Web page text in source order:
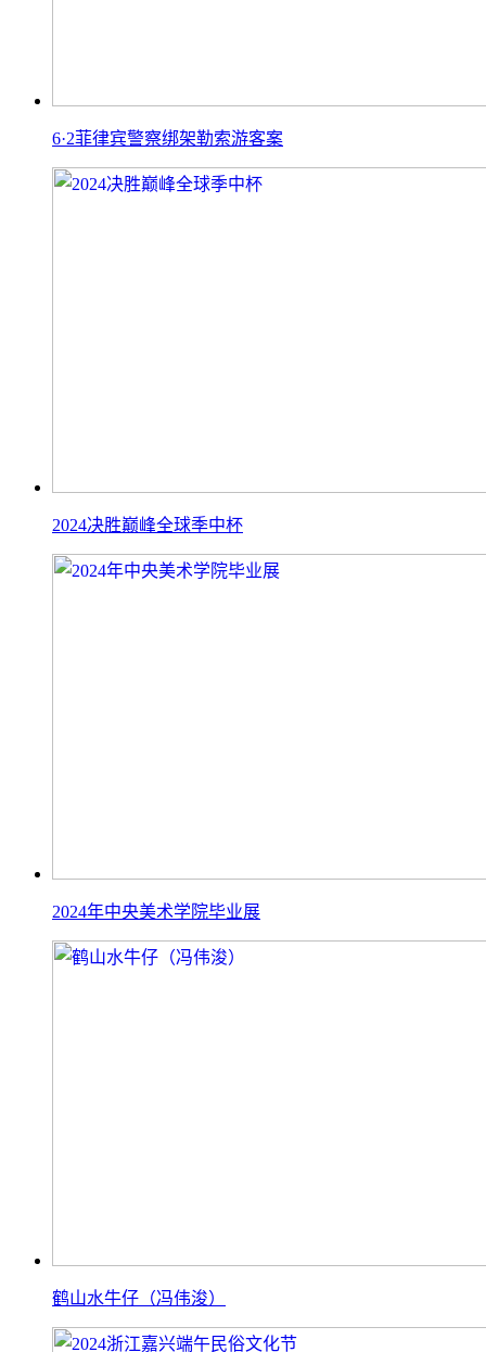
6·2菲律宾警察绑架勒索游客案
2024决胜巅峰全球季中杯
2024年中央美术学院毕业展
鹤山水牛仔（冯伟浚）